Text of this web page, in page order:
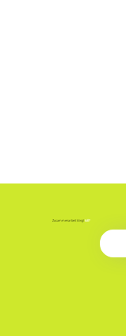
Zusammenarbeit klingt toll?